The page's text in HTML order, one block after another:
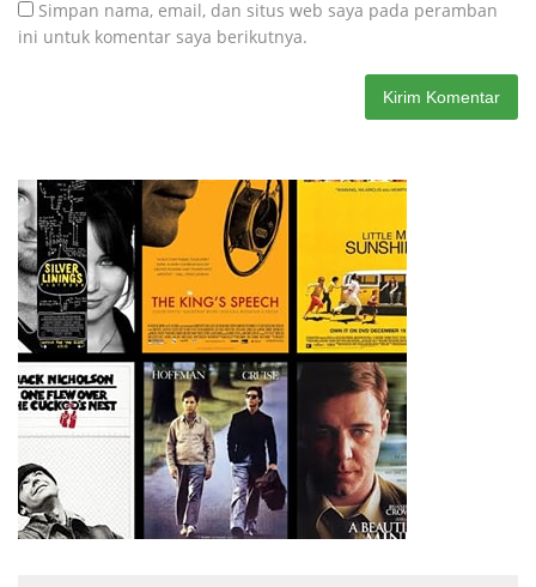
Simpan nama, email, dan situs web saya pada peramban
ini untuk komentar saya berikutnya.